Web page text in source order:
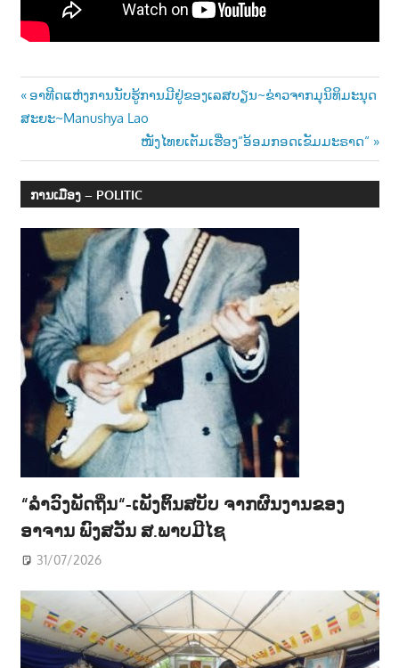
Post
navigation
Previous
Post:
ອາທີດແຫ່ງການນັບຮູ້ການມີຢູ່ຂອງເລສບຽນ~ຂ່າວຈາກມຸນິທິມະນຸດ
ສະຍະ~Manushya Lao
Next
Post:
ໜັງໄທຍເຕັມເຮື່ອງ“ອ້ອມກອດເຂັມມະຣາດ“
ການເມືອງ – POLITIC
“ລຳວົງພັດຖິ່ນ“-ເພັງຕົ້ນສບັບ ຈາກຜົນງານຂອງ
ອາຈານ ພົງສວັນ ສ.ພາບມີໄຊ
31/07/2026